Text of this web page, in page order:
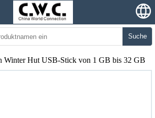
Suche
Winter Hut USB-Stick von 1 GB bis 32 GB